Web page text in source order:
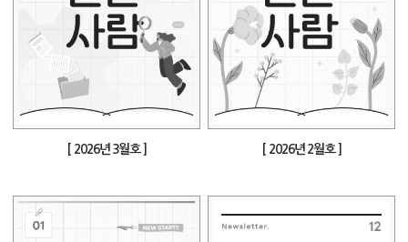
[ 2026년 3월호 ] [ 2026년 2월호 ]